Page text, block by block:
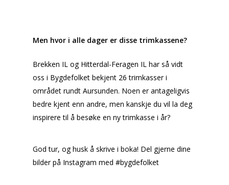
Men hvor i alle dager er disse trimkassene?
Brekken IL og Hitterdal-Feragen IL har så vidt
oss i Bygdefolket bekjent 26 trimkasser i
området rundt Aursunden. Noen er antageligvis
bedre kjent enn andre, men kanskje du vil la deg
inspirere til å besøke en ny trimkasse i år?
God tur, og husk å skrive i boka! Del gjerne dine
bilder på Instagram med #bygdefolket